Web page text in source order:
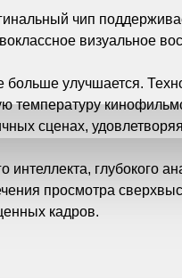
чип
визуальное
улучшается.
температуру
сценах,
глубокого
просмотра
кадров.